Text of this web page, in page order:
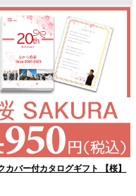
カバー付カタログギフト 【桜】